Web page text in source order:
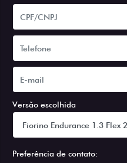
Versão escolhida
Preferência de contato: